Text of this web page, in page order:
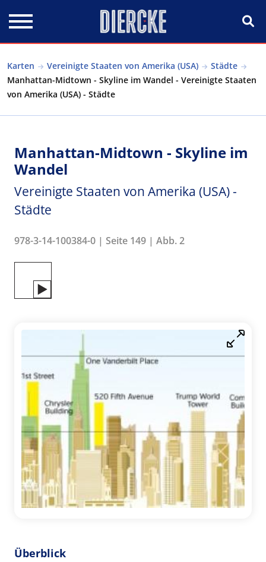
Karten Vereinigte Staaten von Amerika (USA)
Städte
Manhattan-Midtown - Skyline im Wandel - Vereinigte Staaten
von Amerika (USA) - Städte
Manhattan-Midtown - Skyline im
Wandel
Vereinigte Staaten von Amerika (USA) -
Städte
978-3-14-100384-0 | Seite 149 | Abb. 2
Überblick